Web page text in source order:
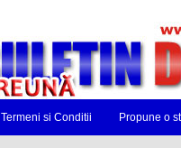
Termeni si Conditii Propune o